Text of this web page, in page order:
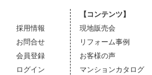
採用情報
お問合せ
会員登録
ログイン
【コンテンツ】
現地販売会
リフォーム事例
お客様の声
マンションカタログ